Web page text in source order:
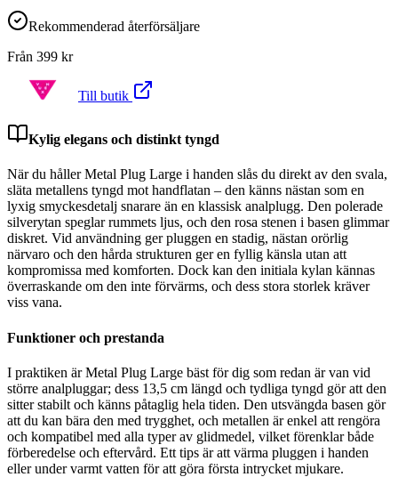
Rekommenderad återförsäljare
Från 399 kr
Till butik
Kylig elegans och distinkt tyngd
När du håller Metal Plug Large i handen slås du direkt av den svala,
släta metallens tyngd mot handflatan – den känns nästan som en
lyxig smyckesdetalj snarare än en klassisk analplugg. Den polerade
silverytan speglar rummets ljus, och den rosa stenen i basen glimmar
diskret. Vid användning ger pluggen en stadig, nästan orörlig
närvaro och den hårda strukturen ger en fyllig känsla utan att
kompromissa med komforten. Dock kan den initiala kylan kännas
överraskande om den inte förvärms, och dess stora storlek kräver
viss vana.
Funktioner och prestanda
I praktiken är Metal Plug Large bäst för dig som redan är van vid
större analpluggar; dess 13,5 cm längd och tydliga tyngd gör att den
sitter stabilt och känns påtaglig hela tiden. Den utsvängda basen gör
att du kan bära den med trygghet, och metallen är enkel att rengöra
och kompatibel med alla typer av glidmedel, vilket förenklar både
förberedelse och eftervård. Ett tips är att värma pluggen i handen
eller under varmt vatten för att göra första intrycket mjukare.